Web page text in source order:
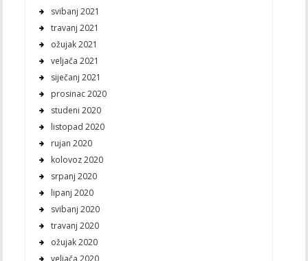
svibanj 2021
travanj 2021
ožujak 2021
veljača 2021
siječanj 2021
prosinac 2020
studeni 2020
listopad 2020
rujan 2020
kolovoz 2020
srpanj 2020
lipanj 2020
svibanj 2020
travanj 2020
ožujak 2020
veljača 2020